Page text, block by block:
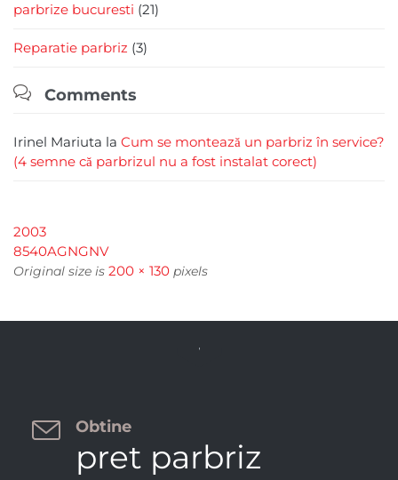
parbrize bucuresti (21)
Reparatie parbriz (3)
 Comments
Irinel Mariuta la Cum se montează un parbriz în service?
(4 semne că parbrizul nu a fost instalat corect)
2003
8540AGNGNV
Original size is 200 × 130 pixels
 Obtine
pret parbriz